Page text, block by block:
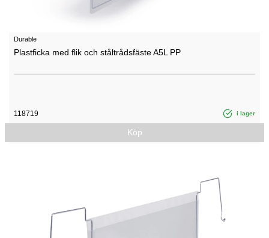
Durable
Plastficka med flik och ståltrådsfäste A5L PP
118719 i lager
Köp